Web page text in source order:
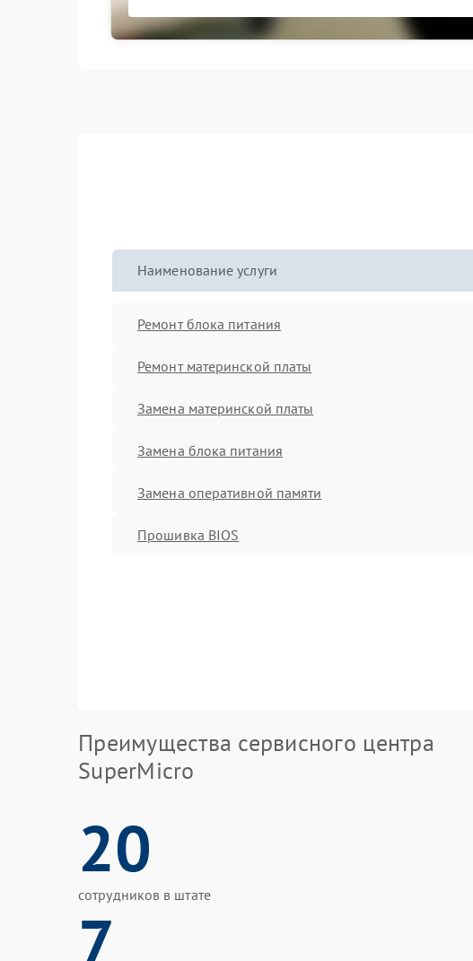
Наименование услуги
Ремонт блока питания
Ремонт материнской платы
Замена материнской платы
Замена блока питания
Замена оперативной памяти
Прошивка BIOS
Преимущества сервисного центра
SuperMicro
20
сотрудников в штате
7